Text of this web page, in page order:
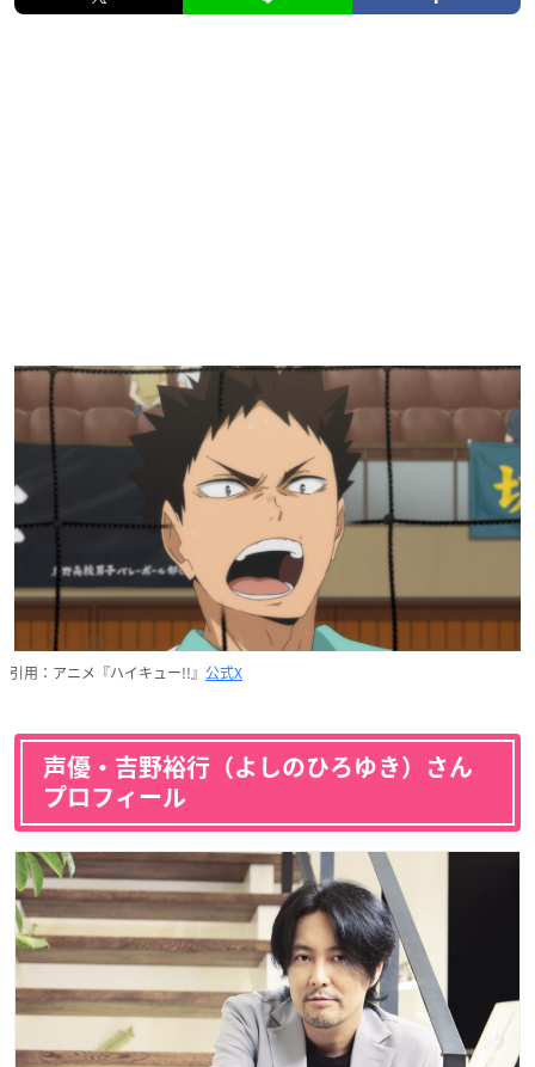
引用：アニメ『ハイキュー!!』 公式X
声優・吉野裕行（よしのひろゆき）さん
プロフィール